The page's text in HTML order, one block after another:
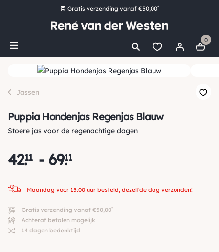
Gratis verzending vanaf €50,00*
Bestel nu, betaal later met Klarna
Ruim 16.000 artikelen op voorraad
0
Jassen
Puppia Hondenjas Regenjas Blauw
Stoere jas voor de regenachtige dagen
42.
11 - 69.
11
Maandag voor 15:00 uur besteld, dezelfde dag verzonden!
Gratis verzending vanaf €50,00*
Achteraf betalen mogelijk
14 dagen bedenktijd